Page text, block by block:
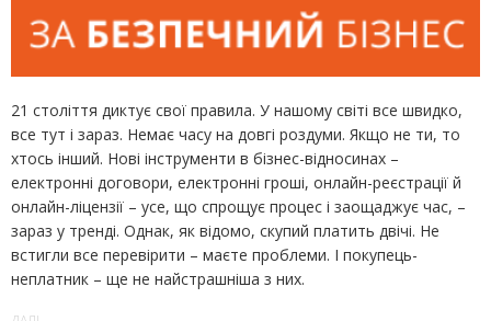
21 століття диктує свої правила. У нашому світі все швидко,
все тут і зараз. Немає часу на довгі роздуми. Якщо не ти, то
хтось інший. Нові інструменти в бізнес-відносинах –
електронні договори, електронні гроші, онлайн-реєстрації й
онлайн-ліцензії – усе, що спрощує процес і заощаджує час, –
зараз у тренді. Однак, як відомо, скупий платить двічі. Не
встигли все перевірити – маєте проблеми. І покупець-
неплатник – ще не найстрашніша з них.